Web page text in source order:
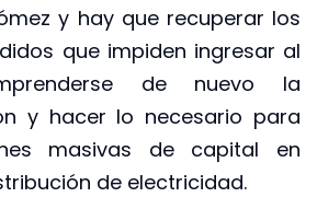
y hay que recuperar los
que impiden ingresar al
de nuevo la
y hacer lo necesario para
masivas de capital en
de electricidad.